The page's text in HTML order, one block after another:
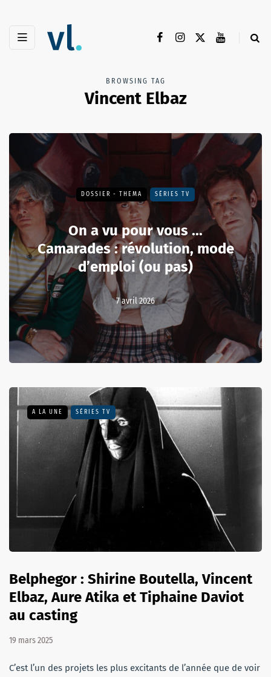
BROWSING TAG
Vincent Elbaz
DOSSIER - THEMA SÉRIES TV
On a vu pour vous ...
Camarades : révolution, mode
d’emploi (ou pas)
7 avril 2026
A LA UNE SÉRIES TV
Belphegor : Shirine Boutella, Vincent
Elbaz, Aure Atika et Tiphaine Daviot
au casting
19 mars 2025
C’est l’un des projets les plus excitants de l’année que de voir